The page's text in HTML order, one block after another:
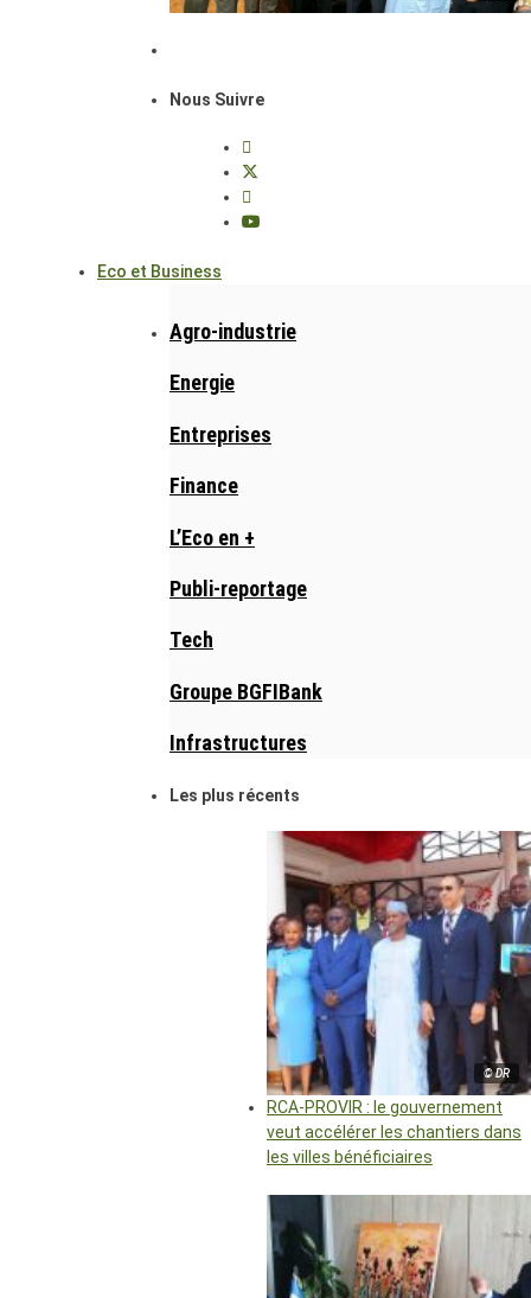
Nous Suivre
Eco et Business
Agro-industrie
Energie
Entreprises
Finance
L’Eco en +
Publi-reportage
Tech
Groupe BGFIBank
Infrastructures
Les plus récents
© DR
RCA-PROVIR : le gouvernement
veut accélérer les chantiers dans
les villes bénéficiaires